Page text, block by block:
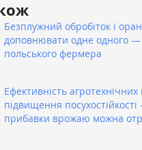
Безплужний обробіток і
доповнювати одне одного —
польського фермера
Ефективність агротехнічних
підвищення посухостійкості
прибавки врожаю можна